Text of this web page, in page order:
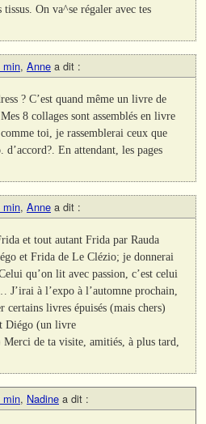
On va^se régaler avec tes
min, Anne a dit :
? C’est quand même un livre de
8 collages sont assemblés en livre
toi, je rassemblerai ceux que
En attendant, les pages
min, Anne a dit :
et tout autant Frida par Rauda
et Frida de Le Clézio; je donnerai
qu’on lit avec passion, c’est celui
à l’expo à l’automne prochain,
certains livres épuisés (mais chers)
Diégo (un livre
de ta visite, amitiés, à plus tard,
min, Nadine a dit :